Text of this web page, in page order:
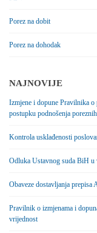
Porez na dobit
Porez na dohodak
NAJNOVIJE
Izmjene i dopune Pravilnika
postupku podnošenja
Kontrola usklađenosti
Odluka Ustavnog suda BiH u
Obaveze dostavljanja
Pravilnik o izmjenama i
vrijednost